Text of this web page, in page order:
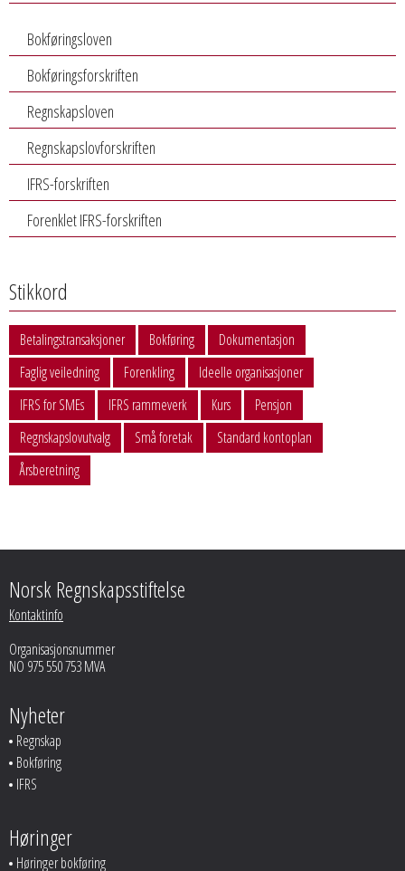
Bokføringsloven
Bokføringsforskriften
Regnskapsloven
Regnskapslovforskriften
IFRS-forskriften
Forenklet IFRS-forskriften
Stikkord
Betalingstransaksjoner Bokføring
Dokumentasjon
Faglig veiledning
Forenkling
Ideelle organisasjoner
IFRS for SMEs
IFRS rammeverk Kurs
Pensjon
Regnskapslovutvalg
Små foretak
Standard kontoplan
Årsberetning
Norsk Regnskapsstiftelse
Kontaktinfo
Organisasjonsnummer
NO 975 550 753 MVA
Nyheter
Regnskap
Bokføring
IFRS
Høringer
Høringer bokføring